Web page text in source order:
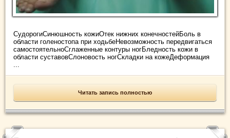
СудорогиСинюшность кожиОтек нижних конечностейБоль в
области голеностопа при ходьбеНевозможность передвигаться
самостоятельноСглаженные контуры ногБледность кожи в
области суставовСлоновость ногСкладки на кожеДеформация
...
Читать запись полностью